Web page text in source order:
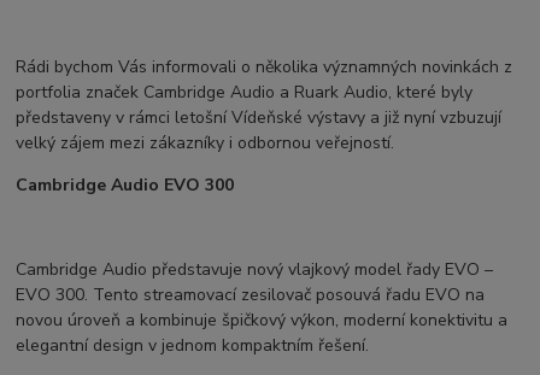
Rádi bychom Vás informovali o několika významných novinkách z
portfolia značek Cambridge Audio a Ruark Audio, které byly
představeny v rámci letošní Vídeňské výstavy a již nyní vzbuzují
velký zájem mezi zákazníky i odbornou veřejností.
Cambridge Audio EVO 300
Cambridge Audio představuje nový vlajkový model řady EVO –
EVO 300. Tento streamovací zesilovač posouvá řadu EVO na
novou úroveň a kombinuje špičkový výkon, moderní konektivitu a
elegantní design v jednom kompaktním řešení.